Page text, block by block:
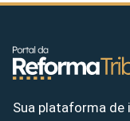
Sua plataforma